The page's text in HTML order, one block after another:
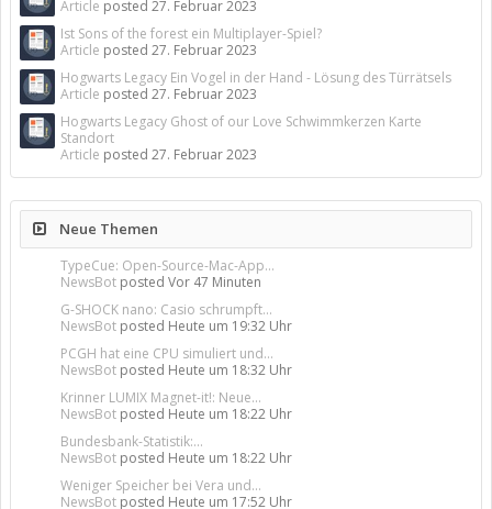
Article posted 27. Februar 2023
Ist Sons of the forest ein Multiplayer-Spiel?
Article posted 27. Februar 2023
Hogwarts Legacy Ein Vogel in der Hand - Lösung des Türrätsels
Article posted 27. Februar 2023
Hogwarts Legacy Ghost of our Love Schwimmkerzen Karte
Standort
Article posted 27. Februar 2023
Neue Themen
TypeCue: Open-Source-Mac-App...
NewsBot posted Vor 47 Minuten
G-SHOCK nano: Casio schrumpft...
NewsBot posted Heute um 19:32 Uhr
PCGH hat eine CPU simuliert und...
NewsBot posted Heute um 18:32 Uhr
Krinner LUMIX Magnet-it!: Neue...
NewsBot posted Heute um 18:22 Uhr
Bundesbank-Statistik:...
NewsBot posted Heute um 18:22 Uhr
Weniger Speicher bei Vera und...
NewsBot posted Heute um 17:52 Uhr